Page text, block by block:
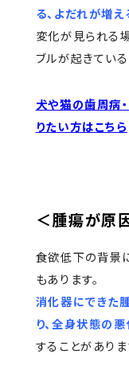
る、よだれが増
変化が見られる
ブルが起きてい
犬や猫の歯周病
りたい方はこちら
＜腫瘍が原
食欲低下の背景
もあります。
消化器にできた
り、全身状態の
することがありま